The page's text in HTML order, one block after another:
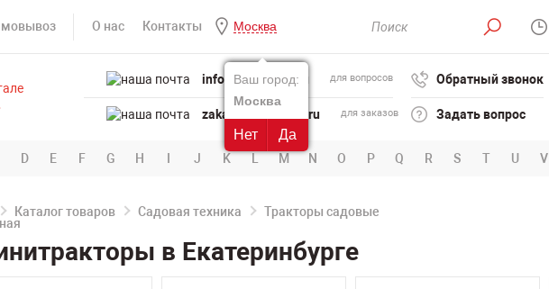
О нас Контакты Москва
Ваш город:
Москва
Нет Да
info@powertool.ru для вопросов
zakaz@powertool.ru для заказов
Обратный звонок
Задать вопрос
D E F G H I J K L M N O P Q R S T U V
Каталог товаров Садовая техника Тракторы садовые
в Екатеринбурге